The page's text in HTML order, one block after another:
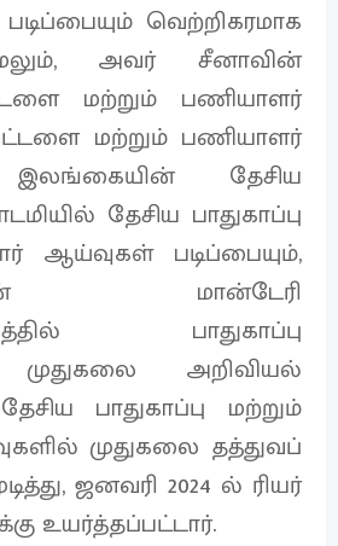
வெற்றிகரமாக
அவர் சீனாவின்
மற்றும் பணியாளர்
மற்றும் பணியாளர்
இலங்கையின் தேசிய
தேசிய பாதுகாப்பு
ஆய்வுகள் படிப்பையும்,
மான்டேரி
பாதுகாப்பு
முதுகலை அறிவியல்
பாதுகாப்பு மற்றும்
முதுகலை தத்துவப்
ஜனவரி 2024 ல் ரியர்
உயர்த்தப்பட்டார்.